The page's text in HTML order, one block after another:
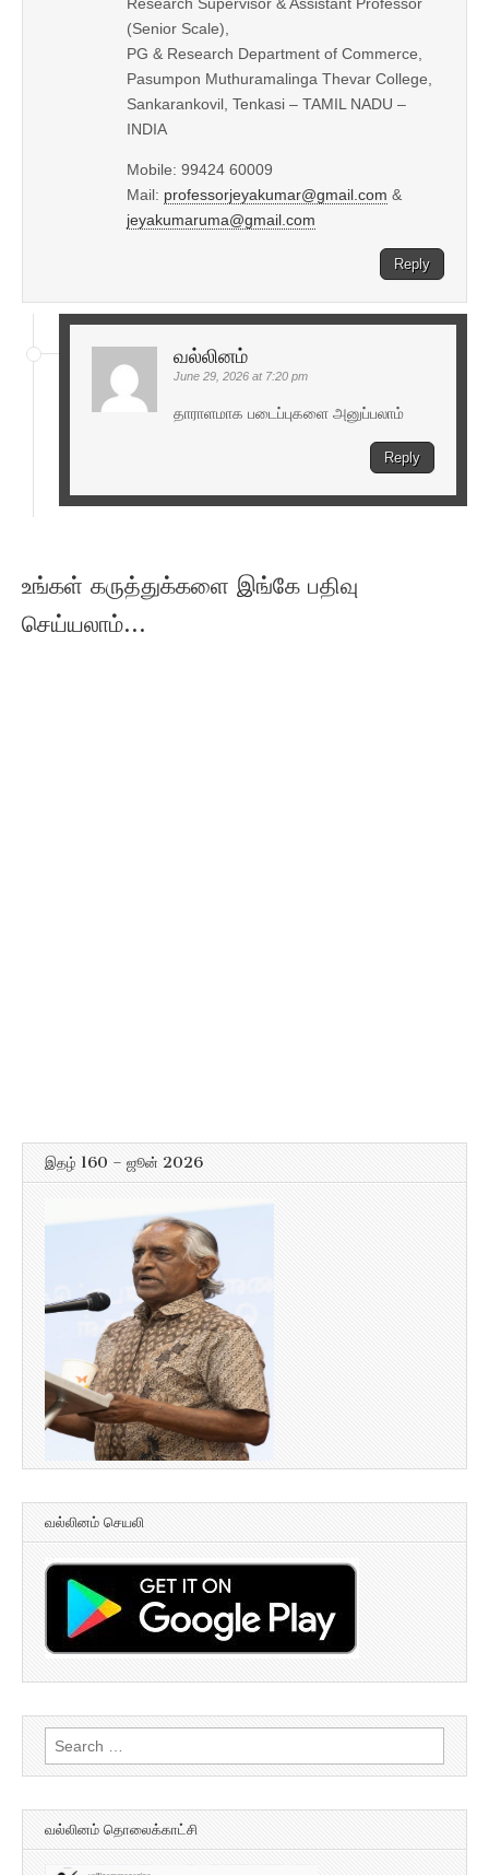
Research Supervisor & Assistant Professor
(Senior Scale),
PG & Research Department of Commerce,
Pasumpon Muthuramalinga Thevar College,
Sankarankovil, Tenkasi – TAMIL NADU –
INDIA
Mobile: 99424 60009
Mail: professorjeyakumar@gmail.com &
jeyakumaruma@gmail.com
Reply
வல்லினம்
June 29, 2026 at 7:20 pm
தாராளமாக படைப்புகளை அனுப்பலாம்
Reply
உங்கள் கருத்துக்களை இங்கே பதிவு
செய்யலாம்...
இதழ் 160 – ஜூன் 2026
வல்லினம் செயலி
Search
for:
வல்லினம் தொலைக்காட்சி